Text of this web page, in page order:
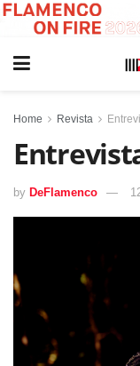
Home Revista
by DeFlamenco